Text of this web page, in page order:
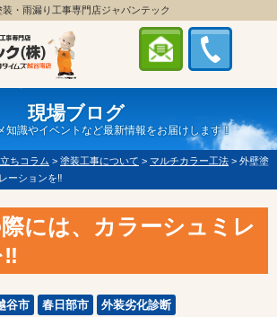
・雨漏り工事専門店ジャパンテック
現場ブログ
知識やイベントなど最新情報をお届けします！
ちコラム > 塗装工事について > マルチカラー工法 > 外壁塗
ーションを‼
には、カラーシュミレ
谷市 春日部市 外装劣化診断